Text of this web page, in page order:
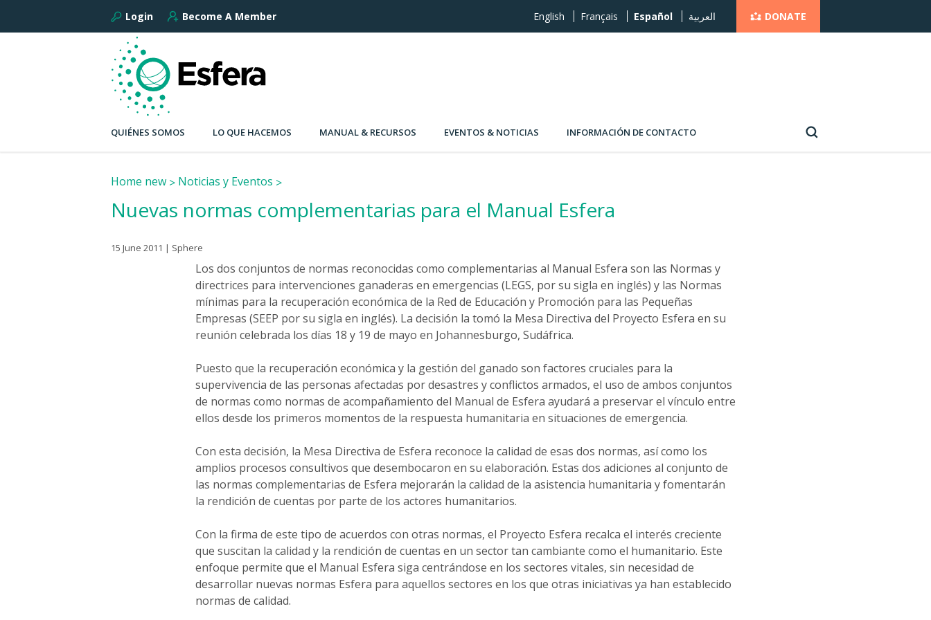
Login Become A Member English Français Español العربية DONATE
QUIÉNES SOMOS LO QUE HACEMOS MANUAL & RECURSOS EVENTOS & NOTICIAS INFORMACIÓN DE CONTACTO
Home new Noticias y Eventos
Nuevas normas complementarias para el Manual Esfera
15 June 2011 | Sphere
Los dos conjuntos de normas reconocidas como complementarias al Manual Esfera son las Normas y
directrices para intervenciones ganaderas en emergencias (LEGS, por su sigla en inglés) y las Normas
mínimas para la recuperación económica de la Red de Educación y Promoción para las Pequeñas
Empresas (SEEP por su sigla en inglés). La decisión la tomó la Mesa Directiva del Proyecto Esfera en su
reunión celebrada los días 18 y 19 de mayo en Johannesburgo, Sudáfrica.
Puesto que la recuperación económica y la gestión del ganado son factores cruciales para la
supervivencia de las personas afectadas por desastres y conflictos armados, el uso de ambos conjuntos
de normas como normas de acompañamiento del Manual de Esfera ayudará a preservar el vínculo entre
ellos desde los primeros momentos de la respuesta humanitaria en situaciones de emergencia.
Con esta decisión, la Mesa Directiva de Esfera reconoce la calidad de esas dos normas, así como los
amplios procesos consultivos que desembocaron en su elaboración. Estas dos adiciones al conjunto de
las normas complementarias de Esfera mejorarán la calidad de la asistencia humanitaria y fomentarán
la rendición de cuentas por parte de los actores humanitarios.
Con la firma de este tipo de acuerdos con otras normas, el Proyecto Esfera recalca el interés creciente
que suscitan la calidad y la rendición de cuentas en un sector tan cambiante como el humanitario. Este
enfoque permite que el Manual Esfera siga centrándose en los sectores vitales, sin necesidad de
desarrollar nuevas normas Esfera para aquellos sectores en los que otras iniciativas ya han establecido
normas de calidad.